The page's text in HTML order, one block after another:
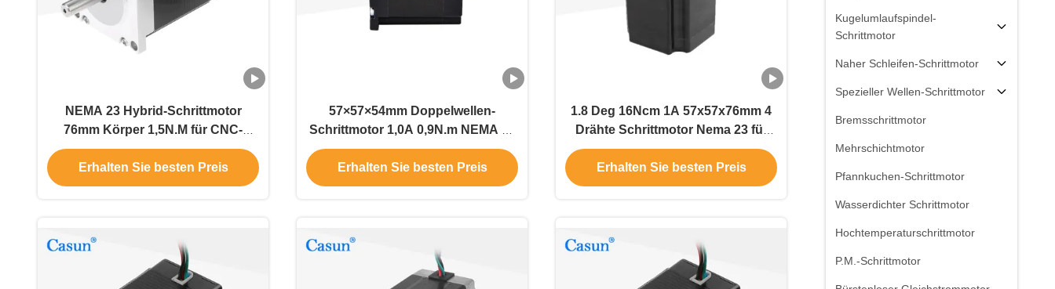
Kugelumlaufspindel-
Schrittmotor
Naher Schleifen-Schrittmotor
Spezieller Wellen-Schrittmotor
Bremsschrittmotor
Mehrschichtmotor
Pfannkuchen-Schrittmotor
Wasserdichter Schrittmotor
Hochtemperaturschrittmotor
P.M.-Schrittmotor
NEMA 23 Hybrid-Schrittmotor
76mm Körper 1,5N.M für CNC-
Maschine
Erhalten Sie besten Preis
57×57×54mm Doppelwellen-
Schrittmotor 1,0A 0,9N.m NEMA 23
mit Präzisionsinstrumenten
Erhalten Sie besten Preis
1.8 Deg 16Ncm 1A 57x57x76mm 4
Drähte Schrittmotor Nema 23 für
die mechanische Automatisierung
Erhalten Sie besten Preis